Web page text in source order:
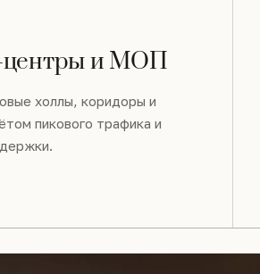
центры и МОП
холлы, коридоры и
пикового трафика и